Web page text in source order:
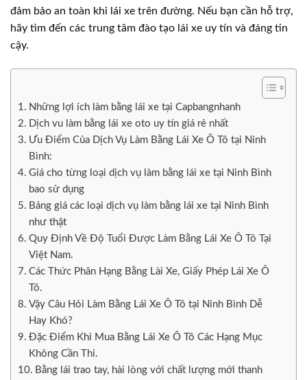
đảm bảo an toàn khi lái xe trên đường. Nếu bạn cần hỗ trợ,
hãy tìm đến các trung tâm đào tạo lái xe uy tín và đáng tin
cậy.
Những lợi ích làm bằng lái xe tại Capbangnhanh
Dịch vu làm bằng lái xe oto uy tín giá rẻ nhất
Ưu Điểm Của Dịch Vụ Làm Bằng Lái Xe Ô Tô tại Ninh
Bình:
Giá cho từng loại dịch vụ làm bằng lái xe tại Ninh Bình
bao sử dụng
Bảng giá các loại dịch vụ làm bằng lái xe tại Ninh Bình
như thật
Quy Định Về Độ Tuổi Được Làm Bằng Lái Xe Ô Tô Tại
Việt Nam.
Các Thức Phân Hạng Bằng Lài Xe, Giấy Phép Lái Xe Ô
Tô.
Vậy Câu Hỏi Làm Bằng Lái Xe Ô Tô tại Ninh Bình Dễ
Hay Khó?
Đặc Điểm Khi Mua Bằng Lái Xe Ô Tô Các Hạng Mục
Không Cần Thi.
Bằng lái trao tay, hài lòng với chất lượng mới thanh